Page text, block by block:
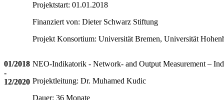
Projektstart: 01.01.2018
Finanziert von: Dieter Schwarz Stiftung
Projekt Konsortium: Universität Bremen, Universität
01/2018
-
12/2020
NEO-Indikatorik - Network- and Output Measurement –
Projektleitung: Dr. Muhamed Kudic
Dauer: 36 Monate